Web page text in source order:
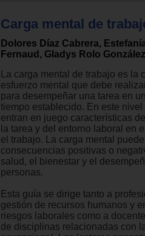
Carga mental de
Dolores Díaz Cabrera,
Fernaud, Gladys Rolo González
La carga mental de trabajo es la
esfuerzo mental que debe
para desempeñar una tarea en
tiempo establecido. En este nivel
entran en juego características
la tarea y del entorno laboral en
el trabajo. La carga mental
consecuencias positivas o
salud, el bienestar y el
personas.
Esta guía se dirige tanto a
gestión de recursos humanos y
riesgos laborales como a
de disciplinas relacionadas con